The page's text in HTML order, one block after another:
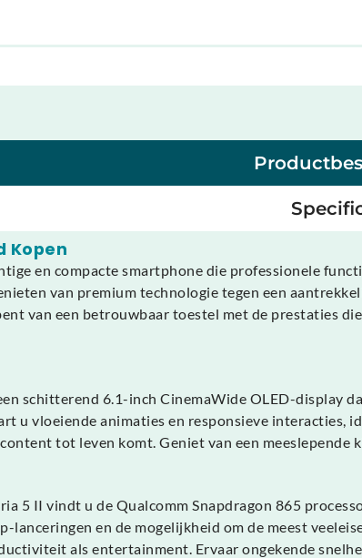
Kopen
en compacte smartphone die professionele
van premium technologie tegen een
van een betrouwbaar toestel met de prestaties
schitterend 6.1-inch CinemaWide OLED-display
u vloeiende animaties en responsieve
tot leven komt. Geniet van een meeslepende
5 II vindt u de Qualcomm Snapdragon 865
lanceringen en de mogelijkheid om de meest
als entertainment. Ervaar ongekende